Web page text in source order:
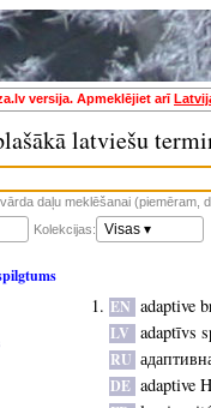
versija. Apmeklējiet arī
latviešu
daļu meklēšanai (piemēram,
Kolekcijas: Visas ▾
EN adaptive
LV adaptīvs
RU
DE adaptive